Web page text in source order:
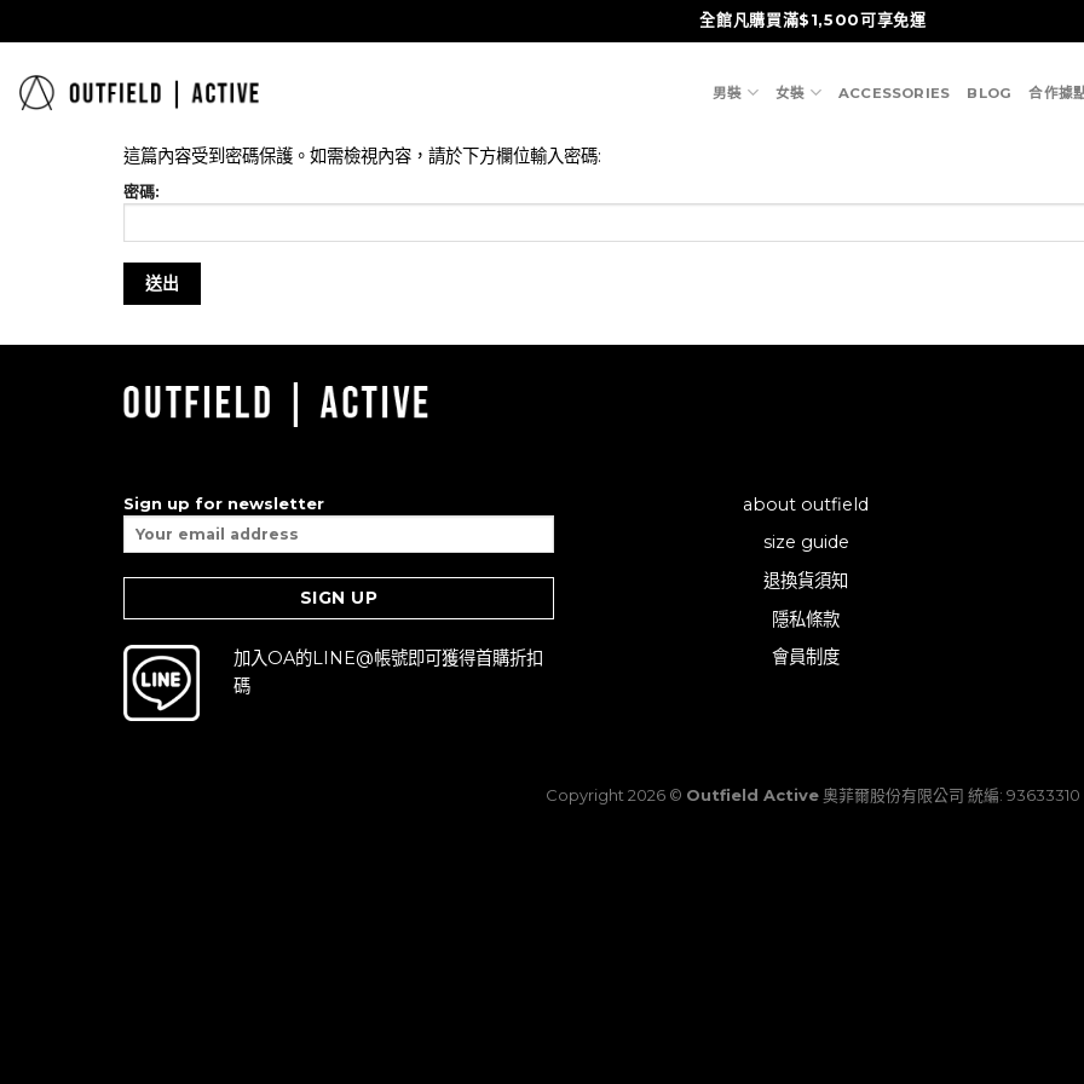
to
全館凡購買滿$1,500可享免運
男裝 女裝 ACCESSORIES BLOG 合作據
這篇內容受到密碼保護。如需檢視內容，請於下方欄位輸入密碼:
密碼:
Sign up for newsletter
加入OA的LINE@帳號即可獲得首購折扣
碼
about outfield
size guide
退換貨須知
隱私條款
會員制度
Copyright 2026 © Outfield Active奧菲爾股份有限公司 統編: 93633310